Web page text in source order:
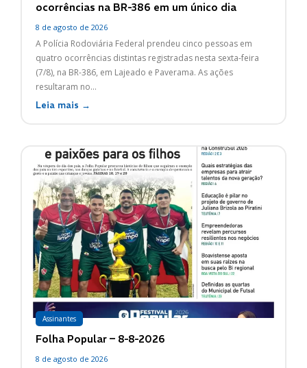
ocorrências na BR-386 em um único dia
8 de agosto de 2026
A Polícia Rodoviária Federal prendeu cinco pessoas em
quatro ocorrências distintas registradas nesta sexta-feira
(7/8), na BR-386, em Lajeado e Paverama. As ações
resultaram no...
Leia mais →
Assinantes
Folha Popular – 8-8-2026
8 de agosto de 2026